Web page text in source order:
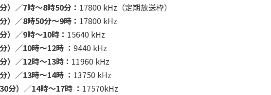
）／7時〜8時50分： 17800 kHz（定期放送枠）
）／8時50分〜9時： 17800 kHz
）／9時〜10時： 15640 kHz
）／10時〜12時 ： 9440 kHz
）／12時〜13時： 11960 kHz
）／13時〜14時 ： 13750 kHz
分）／14時〜17時 ： 17570kHz